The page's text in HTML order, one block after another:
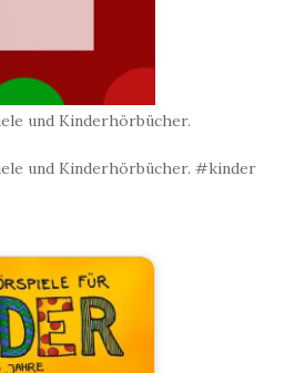
und Kinderhörbücher.
und Kinderhörbücher. #kinder